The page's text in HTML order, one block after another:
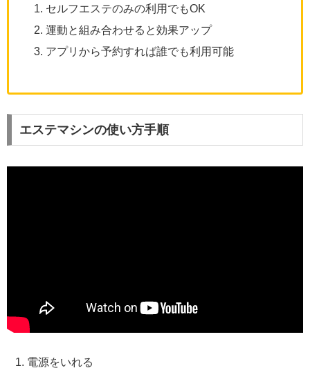
セルフエステのみの利用でもOK
運動と組み合わせると効果アップ
アプリから予約すれば誰でも利用可能
エステマシンの使い方手順
電源をいれる